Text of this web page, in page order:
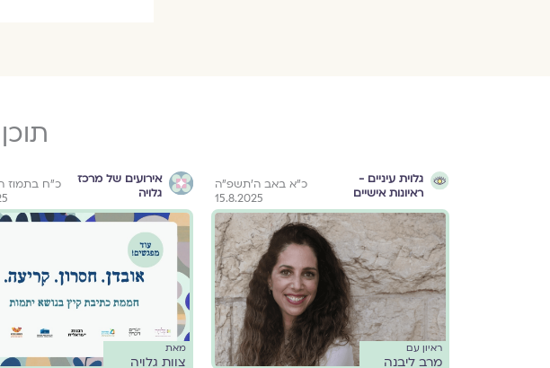
גלוית עיניים -
ראיונות אישיים
כ״א באב ה׳תשפ״ה
15.8.2025
ראיון עם
מרב ליבנה
אירועים של מרכז
גלויה
כ״ח בתמוז
מאת
צוות גלויה